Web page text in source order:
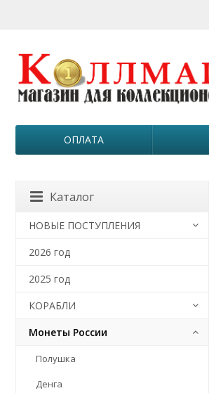
ОПЛАТА
Каталог
НОВЫЕ ПОСТУПЛЕНИЯ
2026 год
2025 год
КОРАБЛИ
Монеты России
Полушка
Денга